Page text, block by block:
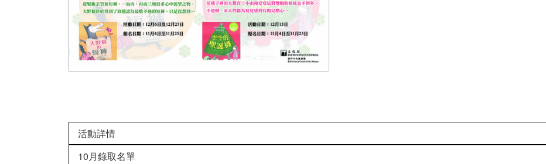
活動詳情
10月錄取名單